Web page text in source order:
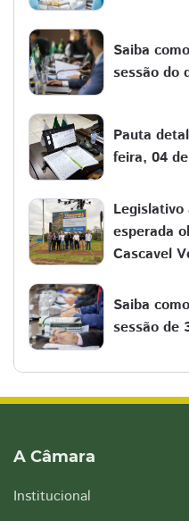
Saiba
sessão do
Pauta
feira, 04
Legislativo
esperada
Cascavel
Saiba
sessão de
A Câmara
Institucional